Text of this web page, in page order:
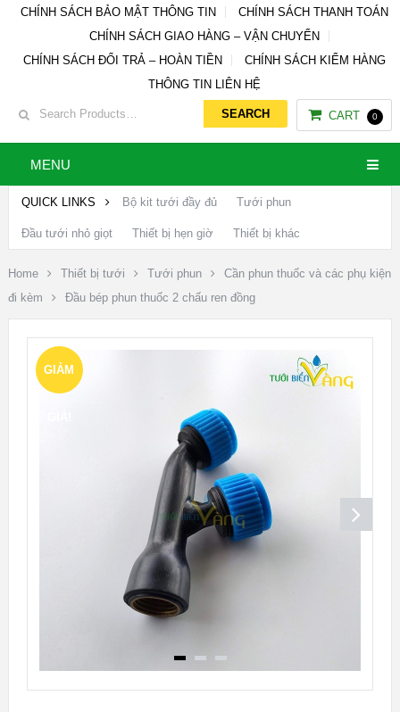
CHÍNH SÁCH BẢO MẬT THÔNG TIN
CHÍNH SÁCH THANH TOÁN
CHÍNH SÁCH GIAO HÀNG – VẬN CHUYỂN
CHÍNH SÁCH ĐỔI TRẢ – HOÀN TIỀN
CHÍNH SÁCH KIỂM HÀNG
THÔNG TIN LIÊN HỆ
CART 0
MENU
QUICK LINKS Bộ kit tưới đầy đủ Tưới phun
Đầu tưới nhỏ giọt Thiết bị hẹn giờ Thiết bị khác
Home Thiết bị tưới Tưới phun
Cần phun thuốc và các phụ kiện
đi kèm
Đầu bép phun thuốc 2 chấu ren đồng
GIẢM